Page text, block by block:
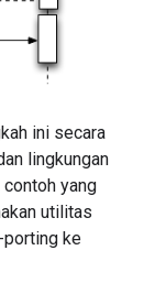
ini secara
lingkungan
yang
utilitas
porting ke